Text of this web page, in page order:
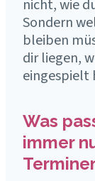
nicht, wie
Sondern
bleiben
dir liegen,
eingespielt
Was
immer